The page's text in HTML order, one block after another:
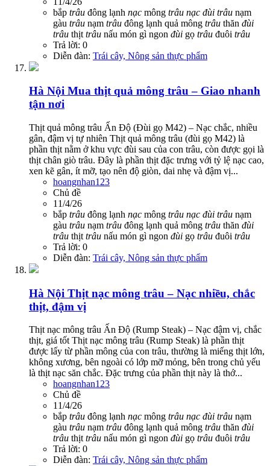
bắp trâu đông lạnh nạc mông trâu nạc đùi trâu nạm
gàu trâu nạm trâu đông lạnh quả mông trâu thăn đùi
trâu thịt trâu nấu món gì ngon đùi gọ trâu đuôi trâu
Trả lời: 0
Diễn đàn: Trái cây, Nông sản thực phẩm
Hà Nội Mua thịt quả mông trâu – Giao nhanh
tận nơi
Thịt quả mông trâu Ấn Độ (Đùi gọ M42) – Nạc chắc, nhiều
gân, đậm vị tự nhiên Thịt quả mông trâu (đùi gọ M42) là
phần thịt nằm ở khu vực đùi sau của con trâu, còn được gọi là
thịt chân giò trâu. Đây là phần thịt đặc trưng với tỷ lệ nạc cao,
xen kẽ gân, ít mỡ, tạo nên độ giòn, dai nhẹ và đậm vị...
hoangnhan123
Chủ đề
11/4/26
bắp trâu đông lạnh nạc mông trâu nạc đùi trâu nạm
gàu trâu nạm trâu đông lạnh quả mông trâu thăn đùi
trâu thịt trâu nấu món gì ngon đùi gọ trâu đuôi trâu
Trả lời: 0
Diễn đàn: Trái cây, Nông sản thực phẩm
Hà Nội Thịt nạc mông trâu – Nạc nhiều, chắc
thịt, đậm vị
Thịt nạc mông trâu Ấn Độ (Rump Steak) – Nạc đậm vị, chắc
thịt, giá tốt Thịt nạc mông trâu (Rump Steak) là phần thịt
được lấy từ phần mông của con trâu, thường là miếng thịt lớn,
không xương, bên ngoài có lớp mỡ mỏng, bên trong chủ yếu
là thịt nạc săn chắc. Đặc trưng của phần thịt này là thớ...
hoangnhan123
Chủ đề
11/4/26
bắp trâu đông lạnh nạc mông trâu nạc đùi trâu nạm
gàu trâu nạm trâu đông lạnh quả mông trâu thăn đùi
trâu thịttrâu nấu món gì ngon đùi gọ trâu đuôi trâu
Trả lời: 0
Diễn đàn: Trái cây, Nông sản thực phẩm